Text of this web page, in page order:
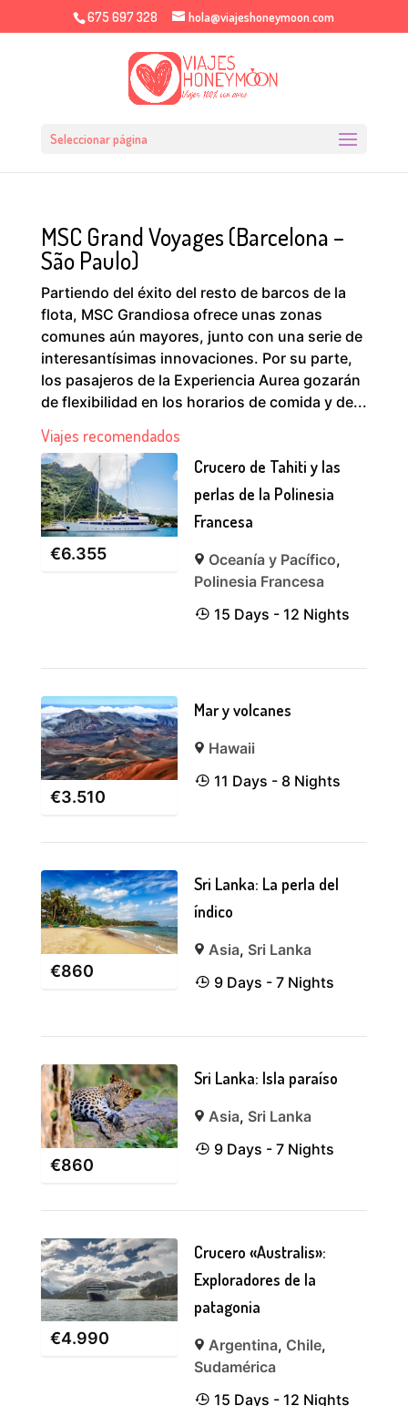
675 697 328 hola@viajeshoneymoon.com
Seleccionar página
MSC Grand Voyages (Barcelona –
São Paulo)
Partiendo del éxito del resto de barcos de la
flota, MSC Grandiosa ofrece unas zonas
comunes aún mayores, junto con una serie de
interesantísimas innovaciones. Por su parte,
los pasajeros de la Experiencia Aurea gozarán
de flexibilidad en los horarios de comida y de...
Viajes recomendados
€6.355
Crucero de Tahiti y las
perlas de la Polinesia
Francesa
Oceanía y Pacífico,
Polinesia Francesa
15 Days - 12 Nights
€3.510
Mar y volcanes
Hawaii
11 Days - 8 Nights
€860
Sri Lanka: La perla del
índico
Asia, Sri Lanka
9 Days - 7 Nights
€860
Sri Lanka: Isla paraíso
Asia, Sri Lanka
9 Days - 7 Nights
€4.990
Crucero «Australis»:
Exploradores de la
patagonia
Argentina, Chile,
Sudamérica
15 Days - 12 Nights